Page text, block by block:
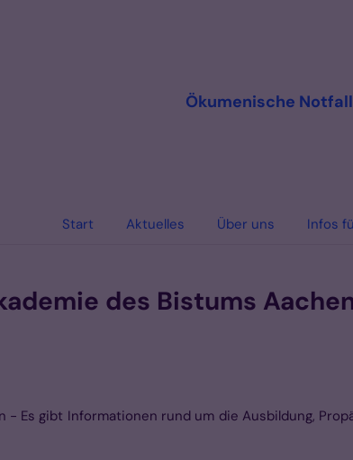
Ökumenische
Start Aktuelles Über uns Infos
des Bistums
Es gibt Informationen rund um die Ausbildung,